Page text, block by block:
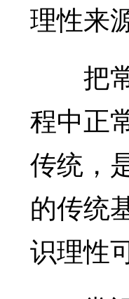
理性来
把常
程中正
传统，
的传统
识理性